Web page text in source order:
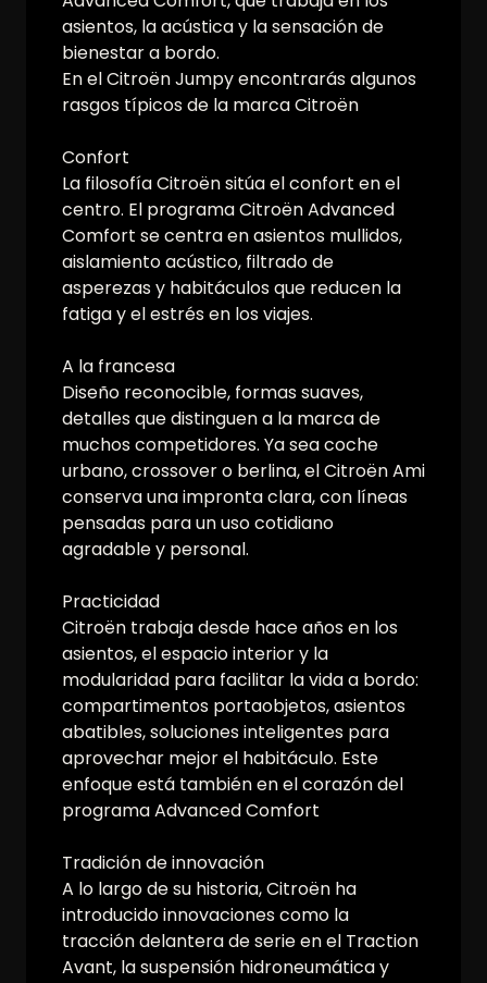
asientos, la acústica y la sensación de
bienestar a bordo.
En el Citroën Jumpy encontrarás algunos
rasgos típicos de la marca Citroën
Confort
La filosofía Citroën sitúa el confort en el
centro. El programa Citroën Advanced
Comfort se centra en asientos mullidos,
aislamiento acústico, filtrado de
asperezas y habitáculos que reducen la
fatiga y el estrés en los viajes.
A la francesa
Diseño reconocible, formas suaves,
detalles que distinguen a la marca de
muchos competidores. Ya sea coche
urbano, crossover o berlina, el Citroën Ami
conserva una impronta clara, con líneas
pensadas para un uso cotidiano
agradable y personal.
Practicidad
Citroën trabaja desde hace años en los
asientos, el espacio interior y la
modularidad para facilitar la vida a bordo:
compartimentos portaobjetos, asientos
abatibles, soluciones inteligentes para
aprovechar mejor el habitáculo. Este
enfoque está también en el corazón del
programa Advanced Comfort
Tradición de innovación
A lo largo de su historia, Citroën ha
introducido innovaciones como la
tracción delantera de serie en el Traction
Avant, la suspensión hidroneumática y